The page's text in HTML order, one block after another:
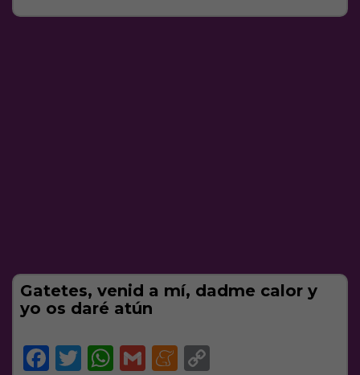
Gatetes, venid a mí, dadme calor y
yo os daré atún
Facebook
Twitter
WhatsApp
GmailMeneame